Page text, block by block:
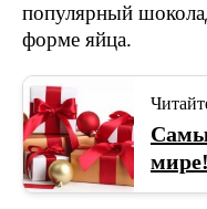
популярный
форме яйца.
мире!